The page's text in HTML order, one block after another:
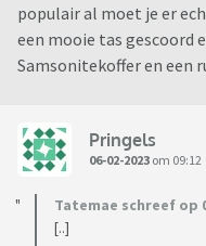
populair al moet je er
een mooie tas gescoord
Samsonitekoffer en een
Pringels
06-02-2023 om 09:12
Tatemae schreef op
[..]